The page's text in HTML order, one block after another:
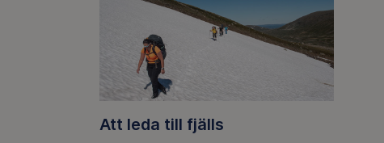
Att leda till fjälls